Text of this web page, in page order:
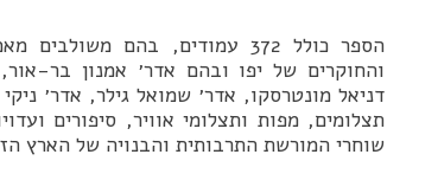
הספר כולל 372 עמודים, בהם
והחוקרים של יפו ובהם אדר׳ אמנון בר-
דניאל מונטרסקו, אדר׳ שמואל גילר, אדר׳
תצלומים, מפות ותצלומי אוויר, סיפורים
שוחרי המורשת התרבותית והבנויה של הארץ הזו.